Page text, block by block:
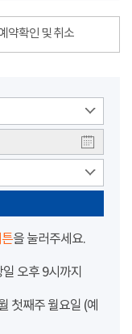
약확인 및 취소
을 눌러주세요.
오후 9시까지
첫째주 월요일 (예